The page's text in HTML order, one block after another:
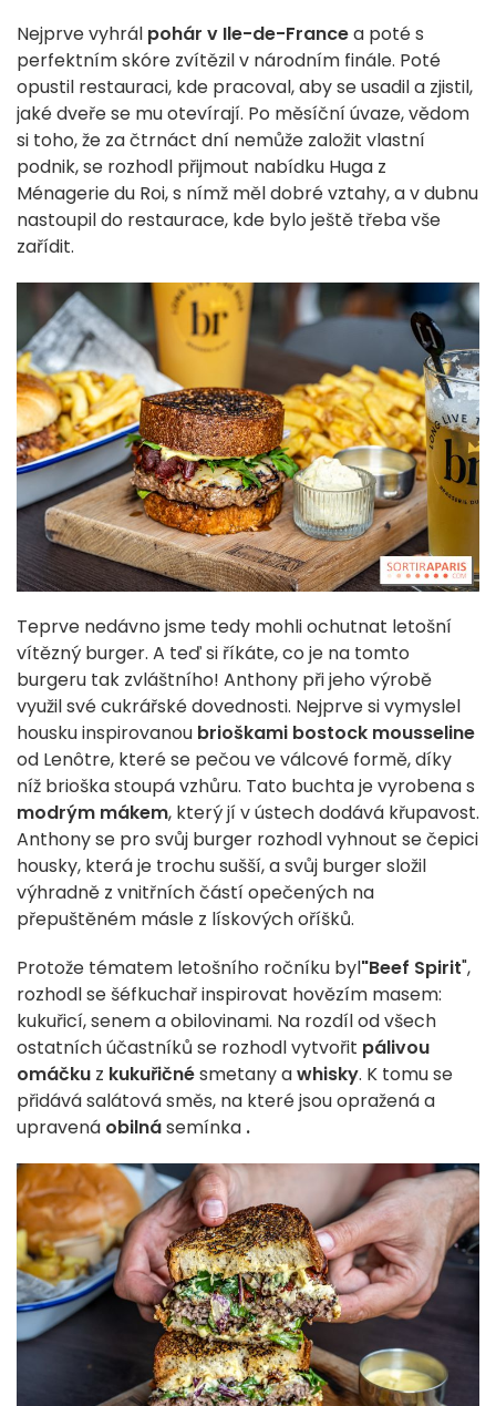
Nejprve vyhrál pohár v Ile-de-Francea poté s
perfektním skóre zvítězil v národním finále. Poté
opustil restauraci, kde pracoval, aby se usadil a zjistil,
jaké dveře se mu otevírají. Po měsíční úvaze, vědom
si toho, že za čtrnáct dní nemůže založit vlastní
podnik, se rozhodl přijmout nabídku Huga z
Ménagerie du Roi, s nímž měl dobré vztahy, a v dubnu
nastoupil do restaurace, kde bylo ještě třeba vše
zařídit.
Teprve nedávno jsme tedy mohli ochutnat letošní
vítězný burger. A teď si říkáte, co je na tomto
burgeru tak zvláštního! Anthony při jeho výrobě
využil své cukrářské dovednosti. Nejprve si vymyslel
housku inspirovanou brioškami bostock mousseline
od Lenôtre, které se pečou ve válcové formě, díky
níž brioška stoupá vzhůru. Tato buchta je vyrobena s
modrým mákem, který jí v ústech dodává křupavost.
Anthony se pro svůj burger rozhodl vyhnout se čepici
housky, která je trochu sušší, a svůj burger složil
výhradně z vnitřních částí opečených na
přepuštěném másle z lískových oříšků.
Protože tématem letošního ročníku byl"Beef Spirit",
rozhodl se šéfkuchař inspirovat hovězím masem:
kukuřicí, senem a obilovinami. Na rozdíl od všech
ostatních účastníků se rozhodl vytvořit pálivou
omáčku z kukuřičnésmetany awhisky. K tomu se
přidává salátová směs, na které jsou opražená a
upravená obilnásemínka .